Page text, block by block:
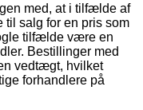
med, at i tilfælde af
til salg for en pris som
tilfælde være en
Bestillinger med
vedtægt, hvilket
forhandlere på